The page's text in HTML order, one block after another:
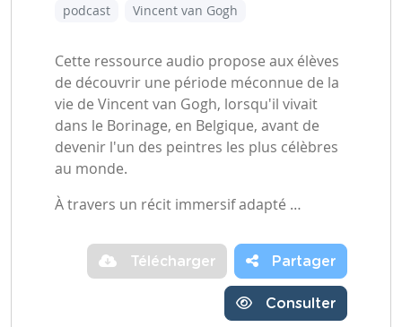
podcast
Vincent van Gogh
Cette ressource audio propose aux élèves
de découvrir une période méconnue de la
vie de Vincent van Gogh, lorsqu'il vivait
dans le Borinage, en Belgique, avant de
devenir l'un des peintres les plus célèbres
au monde.
À travers un récit immersif adapté …
Télécharger Partager
Consulter